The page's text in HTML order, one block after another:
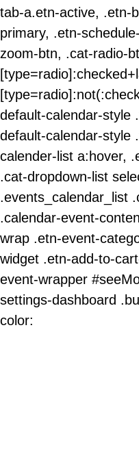
tab-a.etn-active, .etn-
primary, .etn-
zoom-btn, .cat-radio-
default-calendar-style
default-calendar-style
calender-list a:hover,
.cat-dropdown-list
.events_calendar_list
.calendar-event-
wrap .etn-event-
widget .etn-add-to-
event-wrapper
settings-dashboard
color: